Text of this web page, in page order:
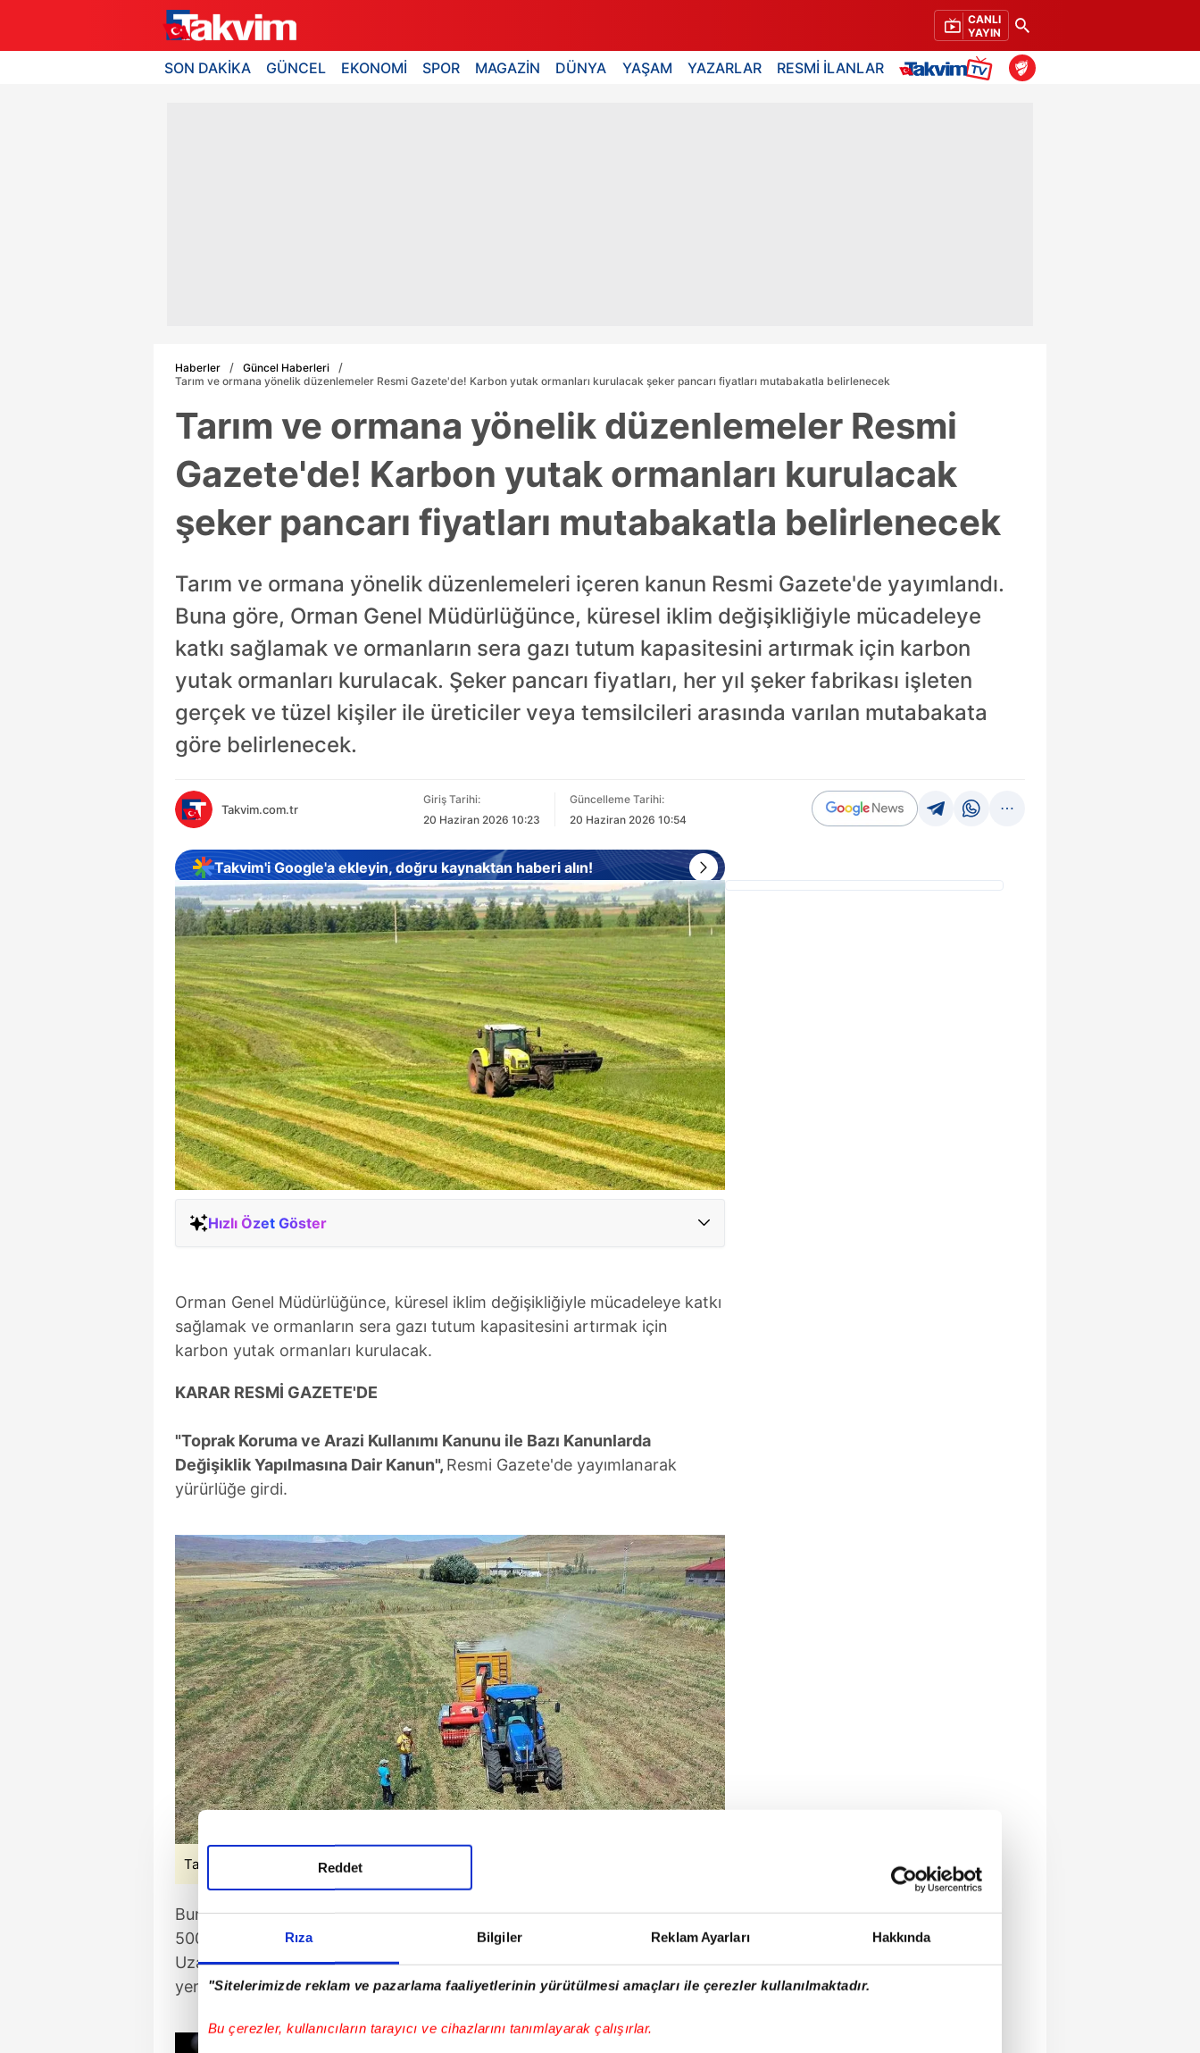
Rıza Bilgiler Reklam Ayarları Hakkında
"Sitelerimizde reklam ve pazarlama faaliyetlerinin yürütülmesi amaçları ile çerezler kullanılmaktadır.
Bu çerezler, kullanıcıların tarayıcı ve cihazlarını tanımlayarak çalışırlar.
Reddet
CANLI
YAYIN
SON DAKİKA GÜNCEL EKONOMİ SPOR MAGAZİN DÜNYA YAŞAM YAZARLAR RESMİ İLANLAR
Haberler
Güncel Haberleri
Tarım ve ormana yönelik düzenlemeler Resmi Gazete'de! Karbon yutak ormanları kurulacak şeker pancarı fiyatları mutabakatla belirlenecek
Tarım ve ormana yönelik düzenlemeler Resmi
Gazete'de! Karbon yutak ormanları kurulacak
şeker pancarı fiyatları mutabakatla belirlenecek
Tarım ve ormana yönelik düzenlemeleri içeren kanun Resmi Gazete'de yayımlandı.
Buna göre, Orman Genel Müdürlüğünce, küresel iklim değişikliğiyle mücadeleye
katkı sağlamak ve ormanların sera gazı tutum kapasitesini artırmak için karbon
yutak ormanları kurulacak. Şeker pancarı fiyatları, her yıl şeker fabrikası işleten
gerçek ve tüzel kişiler ile üreticiler veya temsilcileri arasında varılan mutabakata
göre belirlenecek.
Takvim.com.tr
Giriş Tarihi:
20 Haziran 2026 10:23
Güncelleme Tarihi:
20 Haziran 2026 10:54
Takvim'i Google'a ekleyin, doğru kaynaktan haberi alın!
Hızlı Özet Göster
Orman Genel Müdürlüğünce, küresel iklim değişikliğiyle mücadeleye katkı
sağlamak ve ormanların sera gazı tutum kapasitesini artırmak için
karbon yutak ormanları kurulacak.
KARAR RESMİ GAZETE'DE
"Toprak Koruma ve Arazi Kullanımı Kanunu ile Bazı Kanunlarda
Değişiklik Yapılmasına Dair Kanun", Resmi Gazete'de yayımlanarak
yürürlüğe girdi.
Tarım (Haberin fotoğrafları AA ve Takvim Foto Arşiv'e aittir)
Buna göre, çeltik tarlaları, il ve ilçe merkezlerine imar sınırından itibaren
500 metre, köy ve mahallelerde ise 50 metre uzaklıkta bulunabilecek.
Uzaklıklar, köy ve mahallelerde, en kenar evin dış çevresi ile çeltik ekilen
yerlerin en yakın noktasının arası ölçülerek belirlenecek.